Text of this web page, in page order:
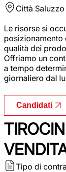
Città Saluzzo
Le risorse si
posizionamento
qualità dei
Offriamo un
a tempo
giornaliero dal
Candidati
Tipo di